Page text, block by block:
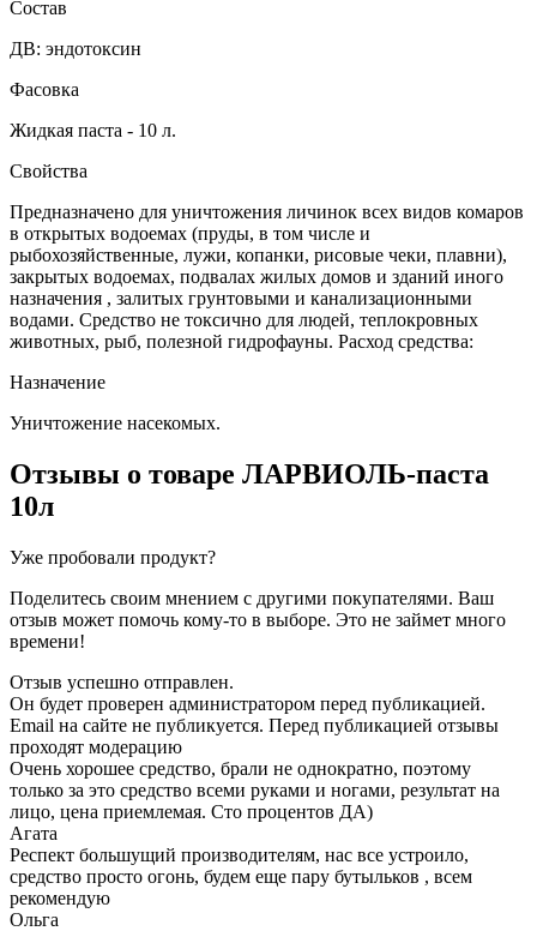
Состав
ДВ: эндотоксин
Фасовка
Жидкая паста - 10 л.
Свойства
Предназначено для уничтожения личинок всех видов комаров
в открытых водоемах (пруды, в том числе и
рыбохозяйственные, лужи, копанки, рисовые чеки, плавни),
закрытых водоемах, подвалах жилых домов и зданий иного
назначения , залитых грунтовыми и канализационными
водами. Средство не токсично для людей, теплокровных
животных, рыб, полезной гидрофауны. Расход средства:
Назначение
Уничтожение насекомых.
Отзывы о товаре ЛАРВИОЛЬ-паста
10л
Уже пробовали продукт?
Поделитесь своим мнением с другими покупателями. Ваш
отзыв может помочь кому-то в выборе. Это не займет много
времени!
Отзыв успешно отправлен.
Он будет проверен администратором перед публикацией.
Email на сайте не публикуется. Перед публикацией отзывы
проходят модерацию
Очень хорошее средство, брали не однократно, поэтому
только за это средство всеми руками и ногами, результат на
лицо, цена приемлемая. Сто процентов ДА)
Агата
Респект большущий производителям, нас все устроило,
средство просто огонь, будем еще пару бутыльков , всем
рекомендую
Ольга